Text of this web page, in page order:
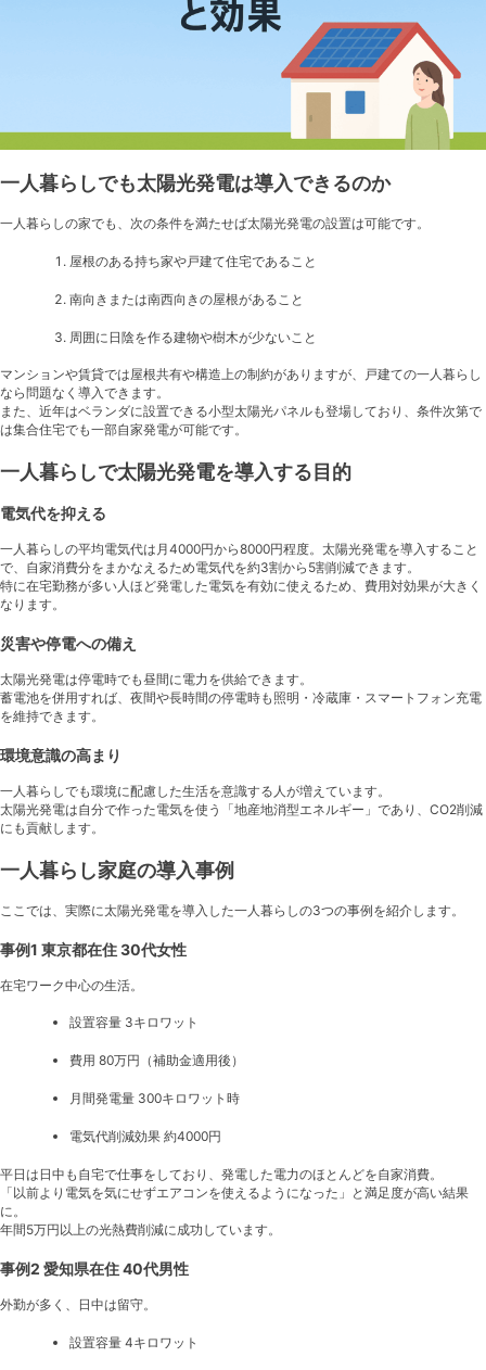
活
用
一人暮らしでも太陽光発電は導入できるのか
一人暮らしの家でも、次の条件を満たせば太陽光発電の設置は可能です。
屋根のある持ち家や戸建て住宅であること
南向きまたは南西向きの屋根があること
周囲に日陰を作る建物や樹木が少ないこと
マンションや賃貸では屋根共有や構造上の制約がありますが、戸建ての一人暮らし
なら問題なく導入できます。
また、近年はベランダに設置できる小型太陽光パネルも登場しており、条件次第で
は集合住宅でも一部自家発電が可能です。
一人暮らしで太陽光発電を導入する目的
電気代を抑える
一人暮らしの平均電気代は月4000円から8000円程度。太陽光発電を導入すること
で、自家消費分をまかなえるため電気代を約3割から5割削減できます。
特に在宅勤務が多い人ほど発電した電気を有効に使えるため、費用対効果が大きく
なります。
災害や停電への備え
太陽光発電は停電時でも昼間に電力を供給できます。
蓄電池を併用すれば、夜間や長時間の停電時も照明・冷蔵庫・スマートフォン充電
を維持できます。
環境意識の高まり
一人暮らしでも環境に配慮した生活を意識する人が増えています。
太陽光発電は自分で作った電気を使う「地産地消型エネルギー」であり、CO2削減
にも貢献します。
一人暮らし家庭の導入事例
ここでは、実際に太陽光発電を導入した一人暮らしの3つの事例を紹介します。
事例1 東京都在住 30代女性
在宅ワーク中心の生活。
設置容量 3キロワット
費用 80万円（補助金適用後）
月間発電量 300キロワット時
電気代削減効果 約4000円
平日は日中も自宅で仕事をしており、発電した電力のほとんどを自家消費。
「以前より電気を気にせずエアコンを使えるようになった」と満足度が高い結果
に。
年間5万円以上の光熱費削減に成功しています。
事例2 愛知県在住 40代男性
外勤が多く、日中は留守。
設置容量 4キロワット